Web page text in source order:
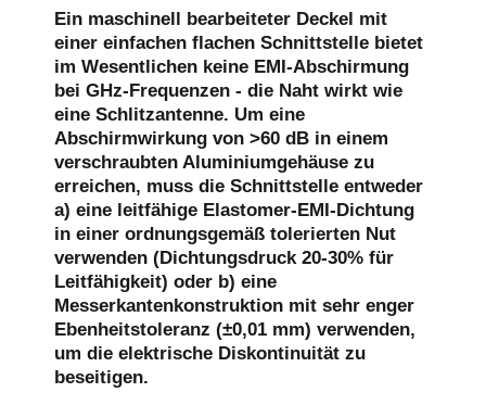
Ein maschinell bearbeiteter Deckel mit
einer einfachen flachen Schnittstelle bietet
im Wesentlichen keine EMI-Abschirmung
bei GHz-Frequenzen - die Naht wirkt wie
eine Schlitzantenne. Um eine
Abschirmwirkung von >60 dB in einem
verschraubten Aluminiumgehäuse zu
erreichen, muss die Schnittstelle entweder
a) eine leitfähige Elastomer-EMI-Dichtung
in einer ordnungsgemäß tolerierten Nut
verwenden (Dichtungsdruck 20-30% für
Leitfähigkeit) oder b) eine
Messerkantenkonstruktion mit sehr enger
Ebenheitstoleranz (±0,01 mm) verwenden,
um die elektrische Diskontinuität zu
beseitigen.